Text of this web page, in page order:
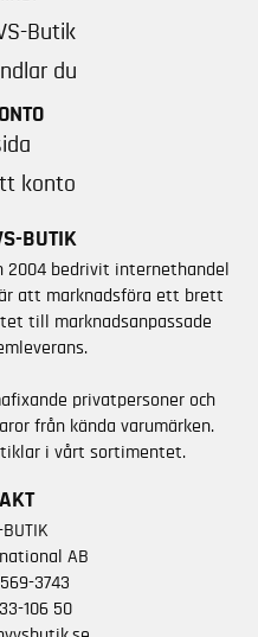
Butik
du
konto
BUTIK
2004 bedrivit internethandel
att marknadsföra ett brett
till marknadsanpassade
privatpersoner och
från kända varumärken.
i vårt sortimentet.
AB
3743
106 50